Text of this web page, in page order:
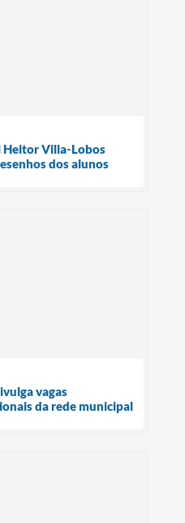
Villa-Lobos
dos alunos
vagas
da rede municipal